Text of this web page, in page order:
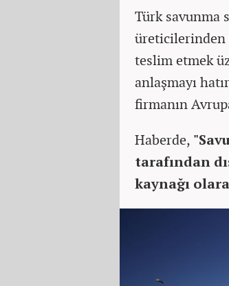
Türk savunma
üreticilerinden
teslim etmek
anlaşmayı
firmanın
Haberde,
tarafından
kaynağı